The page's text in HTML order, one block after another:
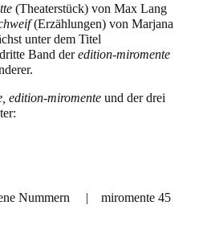
(Theaterstück) von Max Lang
(Erzählungen) von Marjana
unter dem Titel
Band deredition-miromente
edition-miromente und der drei
Nummern | miromente 45